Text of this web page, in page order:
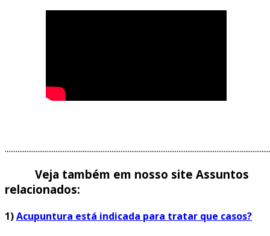
...................................................................................................................................................
Veja também em nosso site Assuntos
relacionados:
1)Acupuntura está indicada para tratar que casos?